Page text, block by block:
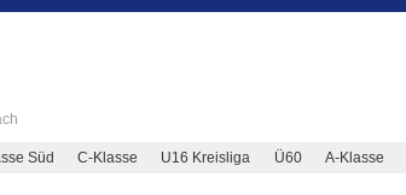
Süd C-Klasse U16 Kreisliga Ü60 A-Klasse